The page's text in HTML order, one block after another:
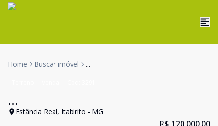
Home Buscar imóvel ...
...
Estância Real, Itabirito - MG
R$ 120.000,00